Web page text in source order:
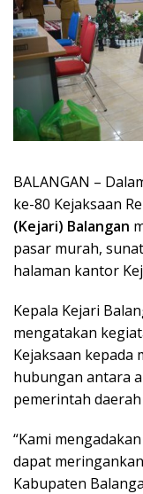
BALANGAN –
ke-80 Kejaksaan
(Kejari) Balangan
pasar murah,
halaman kantor
Kepala Kejari
mengatakan
Kejaksaan kepada
hubungan antara
pemerintah
“Kami
dapat
Kabupaten